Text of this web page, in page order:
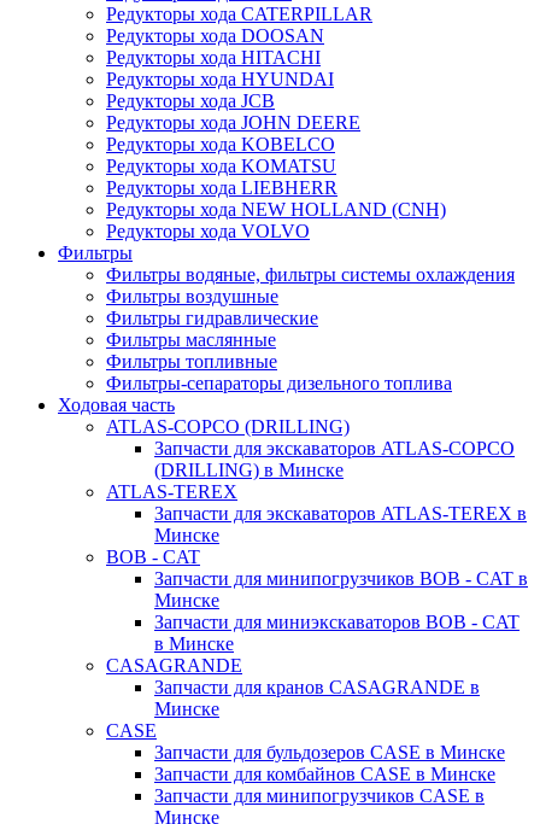
Редукторы хода CATERPILLAR
Редукторы хода DOOSAN
Редукторы хода HITACHI
Редукторы хода HYUNDAI
Редукторы хода JCB
Редукторы хода JOHN DEERE
Редукторы хода KOBELCO
Редукторы хода KOMATSU
Редукторы хода LIEBHERR
Редукторы хода NEW HOLLAND (CNH)
Редукторы хода VOLVO
Фильтры
Фильтры водяные, фильтры системы охлаждения
Фильтры воздушные
Фильтры гидравлические
Фильтры маслянные
Фильтры топливные
Фильтры-сепараторы дизельного топлива
Ходовая часть
ATLAS-COPCO (DRILLING)
Запчасти для экскаваторов ATLAS-COPCO
(DRILLING) в Минске
ATLAS-TEREX
Запчасти для экскаваторов ATLAS-TEREX в
Минске
BOB - CAT
Запчасти для минипогрузчиков BOB - CAT в
Минске
Запчасти для миниэкскаваторов BOB - CAT
в Минске
CASAGRANDE
Запчасти для кранов CASAGRANDE в
Минске
CASE
Запчасти для бульдозеров CASE в Минске
Запчасти для комбайнов CASE в Минске
Запчасти для минипогрузчиков CASE в
Минске